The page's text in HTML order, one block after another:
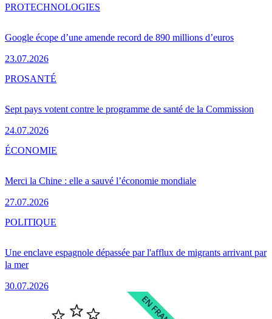
Google écope d’une amende record de 890 millions d’euros
23.07.2026
PROTECHNOLOGIES
Sept pays votent contre le programme de santé de la Commission
24.07.2026
PROSANTÉ
Merci la Chine : elle a sauvé l’économie mondiale
27.07.2026
ÉCONOMIE
Une enclave espagnole dépassée par l'afflux de migrants arrivant par
la mer
30.07.2026
POLITIQUE